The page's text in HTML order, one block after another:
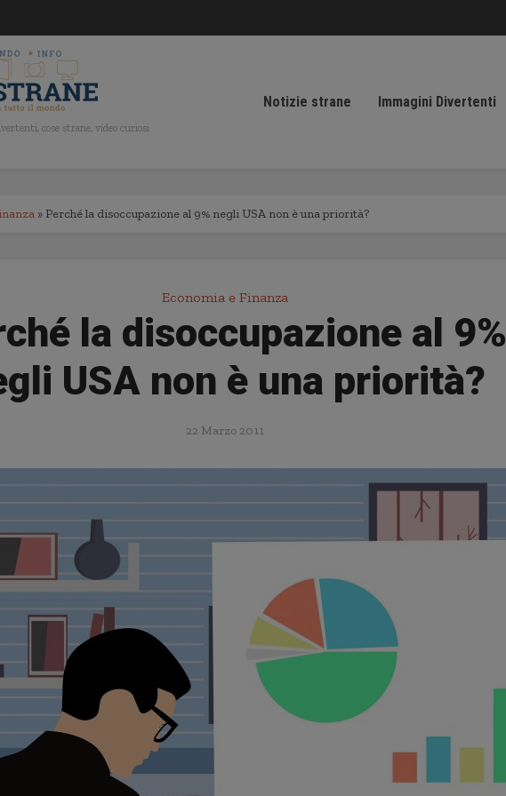
cose strane, video curiosi
Notizie strane Immagini Divertenti
» Perché la disoccupazione al 9% negli USA non è una priorità?
Economia e Finanza
la disoccupazione al 9%
USA non è una priorità?
22 Marzo 2011